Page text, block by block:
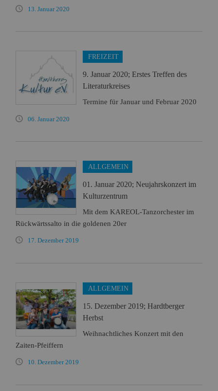
13. Januar 2020
FREIZEIT
9. Januar 2020; Erstes Treffen des
Literaturkreises
Termine für Januar und Februar 2020
06. Januar 2020
ALLGEMEIN
01. Januar 2020; Neujahrskonzert im
Kulturzentrum
Mit dem KAREOL-Tanzorchester im
Rückwärtssalto in die goldenen 20er
17. Dezember 2019
ALLGEMEIN
15. Dezember 2019; Hardtberger
Herbst
Weihnachtliches Konzert mit den
Zaiten-Pfeiffern
10. Dezember 2019